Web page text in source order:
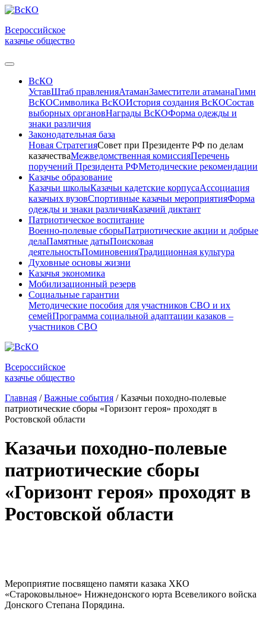
Всероссийское
казачье общество
ВсКО
УставШтаб правленияАтаманЗаместители атаманаГимн
ВсКОСимволика ВсКОИстория создания ВсКОСостав
выборных органовНаграды ВсКОФорма одежды и
знаки различия
Законодательная база
Новая СтратегияСовет при Президенте РФ по делам
казачестваМежведомственная комиссияПеречень
поручений Президента РФМетодические рекомендации
Казачье образование
Казачьи школыКазачьи кадетские корпусаАссоциация
казачьих вузовСпортивные казачьи мероприятияФорма
одежды и знаки различияКазачий диктант
Патриотическое воспитание
Военно-полевые сборыПатриотические акции и добрые
делаПамятные датыПоисковая
деятельностьПоминовенияТрадиционная культура
Духовные основы жизни
Казачья экономика
Мобилизационный резерв
Социальные гарантии
Методические пособия для участников СВО и их
семейПрограмма социальной адаптации казаков –
участников СВО
Всероссийское
казачье общество
Главная / Важные события / Казачьи походно-полевые
патриотические сборы «Горизонт героя» проходят в
Ростовской области
Казачьи походно-полевые
патриотические сборы
«Горизонт героя» проходят в
Ростовской области
Мероприятие посвящено памяти казака ХКО
«Староковыльное» Нижнедонского юрта Всевеликого войска
Донского Степана Порядина.